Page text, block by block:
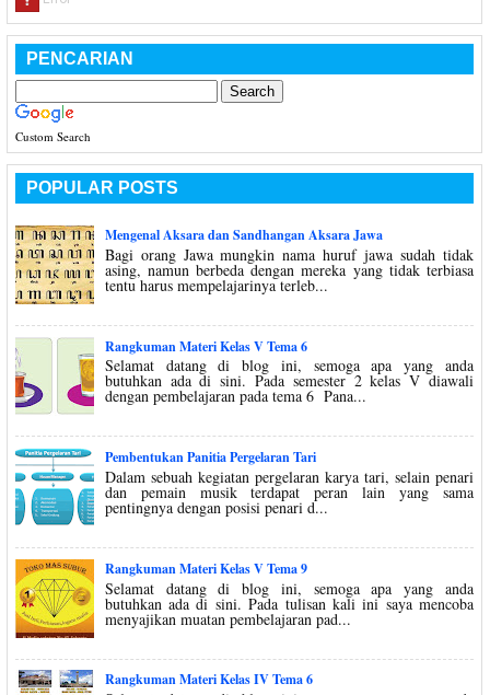
PENCARIAN
Custom Search
POPULAR POSTS
Mengenal Aksara dan Sandhangan Aksara Jawa
Bagi orang Jawa mungkin nama huruf jawa sudah tidak
asing, namun berbeda dengan mereka yang tidak terbiasa
tentu harus mempelajarinya terleb...
Rangkuman Materi Kelas V Tema 6
Selamat datang di blog ini, semoga apa yang anda
butuhkan ada di sini. Pada semester 2 kelas V diawali
dengan pembelajaran pada tema 6 Pana...
Pembentukan Panitia Pergelaran Tari
Dalam sebuah kegiatan pergelaran karya tari, selain penari
dan pemain musik terdapat peran lain yang sama
pentingnya dengan posisi penari d...
Rangkuman Materi Kelas V Tema 9
Selamat datang di blog ini, semoga apa yang anda
butuhkan ada di sini. Pada tulisan kali ini saya mencoba
menyajikan muatan pembelajaran pad...
Rangkuman Materi Kelas IV Tema 6